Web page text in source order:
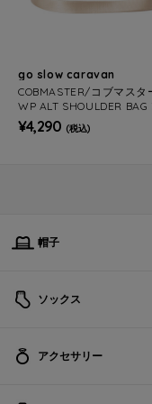
go slow caravan
COBMASTER/コブマスタ
WP ALT SHOULDER BAG
¥4,290 (税込)
帽子
ソックス
アクセサリー